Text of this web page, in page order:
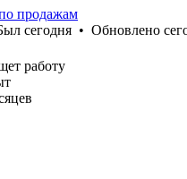
продажам
сегодня • Обновлено
работу